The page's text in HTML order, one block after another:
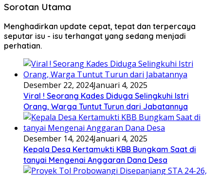
Sorotan Utama
Menghadirkan update cepat, tepat dan terpercaya
seputar isu - isu terhangat yang sedang menjadi
perhatian.
Desember 22, 2024Januari 4, 2025
Viral ! Seorang Kades Diduga Selingkuhi Istri
Orang, Warga Tuntut Turun dari Jabatannya
Desember 14, 2024Januari 4, 2025
Kepala Desa Kertamukti KBB Bungkam Saat di
tanyai Mengenai Anggaran Dana Desa